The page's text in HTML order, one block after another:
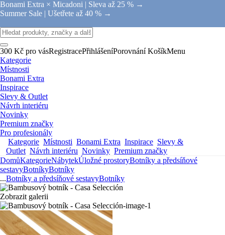
Bonami Extra × Micadoni | Sleva až 25 % →
Summer Sale | Ušetřete až 40 % →
300 Kč pro vásRegistracePřihlášeníPorovnání KošíkMenu
Kategorie
Místnosti
Bonami Extra
Inspirace
Slevy & Outlet
Návrh interiéru
Novinky
Premium značky
Pro profesionály
Kategorie Místnosti Bonami Extra Inspirace Slevy &
Outlet Návrh interiéru Novinky Premium značky
DomůKategorieNábytekÚložné prostoryBotníky a předsíňové
sestavyBotníkyBotníky
...Botníky a předsíňové sestavyBotníky
Zobrazit galerii